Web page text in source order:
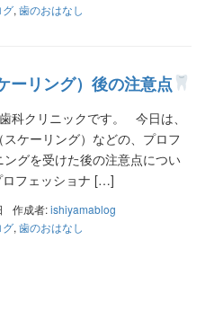
グ, 歯のおはなし
ーリング）後の注意点
科クリニックです。 今日は、
ケーリング）などの、プロフ
ングを受けた後の注意点につい
フェッショナ […]
作成者:ishiyamablog
グ, 歯のおはなし